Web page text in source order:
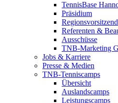
TennisBase
Präsidium
Referenten &
Ausschüsse
TNB-Marketing
Jobs & Karriere
Presse & Medien
TNB-Tenniscamps
Übersicht
Auslandscamps
Leistungscamps